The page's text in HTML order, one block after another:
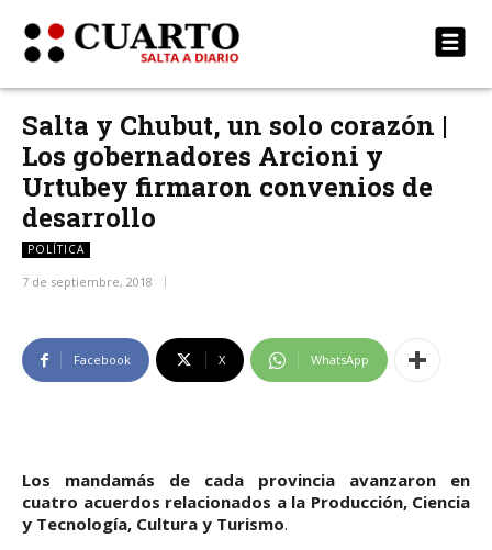
Salta y Chubut, un solo corazón |
Los gobernadores Arcioni y
Urtubey firmaron convenios de
desarrollo
POLÍTICA
7 de septiembre, 2018
Facebook X WhatsApp
Los mandamás de cada provincia avanzaron en
cuatro acuerdos relacionados a la Producción, Ciencia
y Tecnología, Cultura y Turismo.